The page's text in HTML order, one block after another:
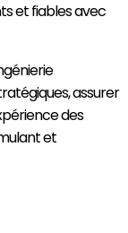
et fiables avec
assurer
des
et